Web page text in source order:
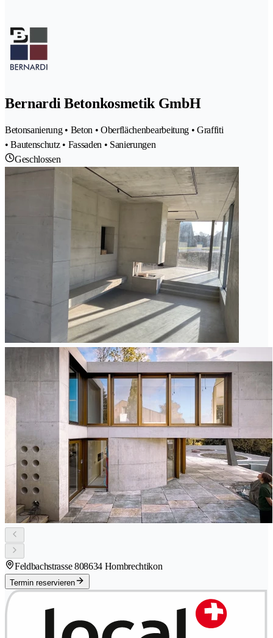
Bernardi Betonkosmetik GmbH
Betonsanierung • Beton • Oberflächenbearbeitung • Graffiti
• Bautenschutz • Fassaden • Sanierungen
Geschlossen
Feldbachstrasse 808634 Hombrechtikon
Termin reservieren